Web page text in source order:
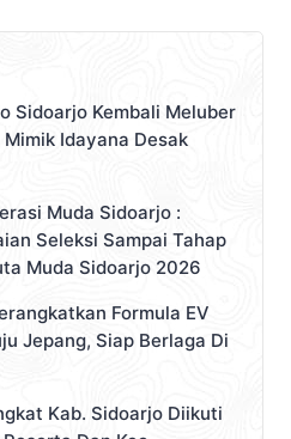
Sidoarjo Kembali Meluber
Mimik Idayana Desak
Muda Sidoarjo :
Seleksi Sampai Tahap
Muda Sidoarjo 2026
Formula EV
Jepang, Siap Berlaga Di
Kab. Sidoarjo Diikuti